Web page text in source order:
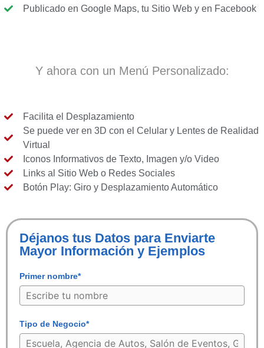
Publicado en Google Maps, tu Sitio Web y en Facebook
Y ahora con un Menú Personalizado:
Facilita el Desplazamiento
Se puede ver en 3D con el Celular y Lentes de Realidad
Virtual
Iconos Informativos de Texto, Imagen y/o Video
Links al Sitio Web o Redes Sociales
Botón Play: Giro y Desplazamiento Automático
Déjanos tus Datos para Enviarte
Mayor Información y Ejemplos
Primer nombre*
Tipo de Negocio*